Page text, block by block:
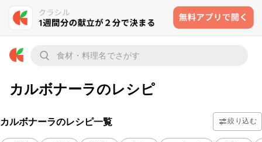
カルボナーラのレシピ
カルボナーラのレシピ一覧 絞り込む